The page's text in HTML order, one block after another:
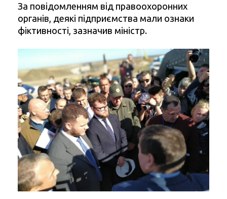
За повідомленням від правоохоронних
органів, деякі підприємства мали ознаки
фіктивності, зазначив міністр.